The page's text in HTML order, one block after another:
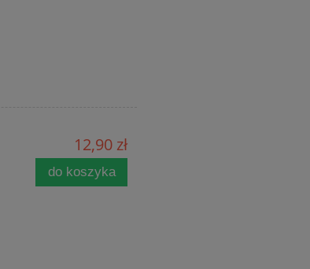
12,90 zł
do koszyka